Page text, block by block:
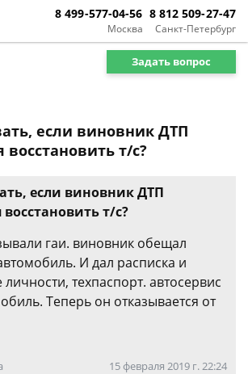
Москва
8 499-577-04-56
Санкт-Петербург
8 812 509-27-47
Задать вопрос
если виновник ДТП
восстановить т/с?
если виновник ДТП
т/с?
гаи. виновник обещал
И дал расписка и
техпаспорт. автосервис
Теперь он отказывается от
15 февраля 2019 г. 22:24